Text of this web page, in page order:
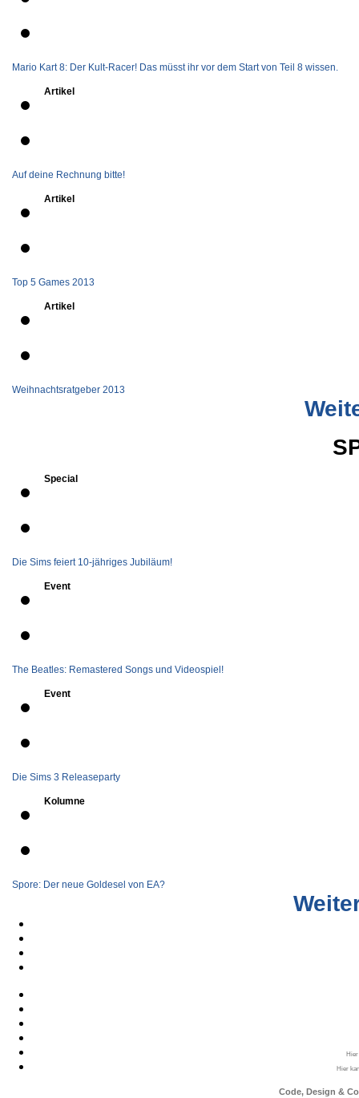
Mario Kart 8: Der Kult-Racer! Das müsst ihr vor dem Start von Teil 8 wissen.
Artikel
Auf deine Rechnung bitte!
Artikel
Top 5 Games 2013
Artikel
Weihnachtsratgeber 2013
Special
Die Sims feiert 10-jähriges Jubiläum!
Event
The Beatles: Remastered Songs und Videospiel!
Event
Die Sims 3 Releaseparty
Kolumne
Spore: Der neue Goldesel von EA?
Hier
Code, Design &